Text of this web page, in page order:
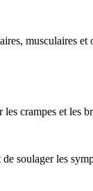
musculaires
crampes et les
soulager les